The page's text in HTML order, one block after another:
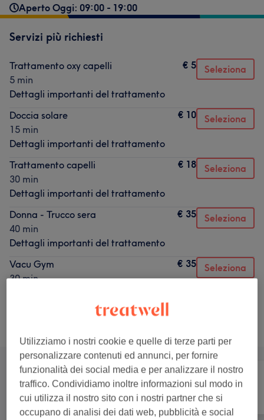
Aperto Oggi: 09:00 - 19:00
Servizi più richiesti
Trattamento oxy capelli
5 min
Dettagli importanti del trattamento
€ 5 Seleziona
Doccia solare
15 min
Dettagli importanti del trattamento
€ 10 Seleziona
Trattamento capelli
30 min
Dettagli importanti del trattamento
€ 18 Seleziona
Donna - Trucco sera
40 min
Dettagli importanti del trattamento
€ 35 Seleziona
Vacu Gym
30 min
€ 35 Seleziona
Tutti Capelli
Utilizziamo i nostri cookie e quelle di terze parti per
personalizzare contenuti ed annunci, per fornire
funzionalità dei social media e per analizzare il nostro
traffico. Condividiamo inoltre informazioni sul modo in
cui utilizza il nostro sito con i nostri partner che si
occupano di analisi dei dati web, pubblicità e social